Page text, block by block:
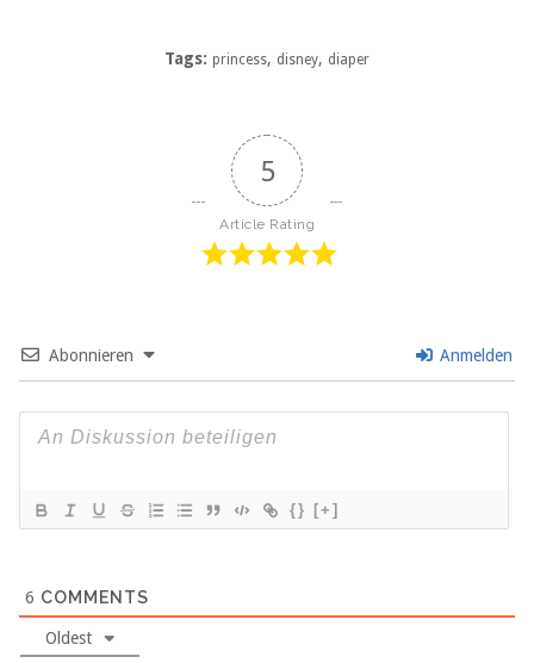
Tags: princess, disney, diaper
5
Article Rating
Abonnieren Anmelden
{} [+]
6 COMMENTS
Oldest